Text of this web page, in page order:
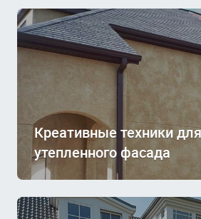
Креативные техники
утепленного фасада